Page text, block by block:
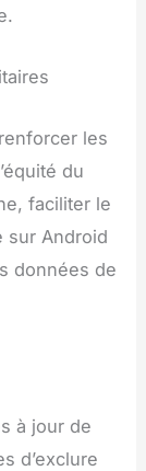
les
du
faciliter le
sur Android
données de
à jour de
d’exclure